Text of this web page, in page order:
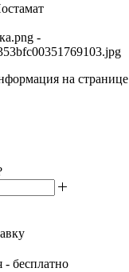
-
на странице
- бесплатно